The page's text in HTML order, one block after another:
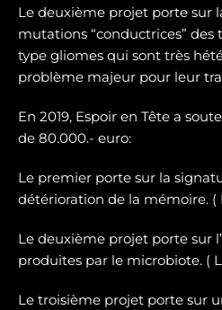
Le deuxième projet porte sur
mutations “conductrices”
type gliomes qui sont très
problème majeur pour leur
En 2019, Espoir en Tête a
de 80.000.- euro:
Le premier porte sur la
détérioration de la mémoire. (
Le deuxième projet porte sur
produites par le microbiote. (
Le troisième projet porte sur